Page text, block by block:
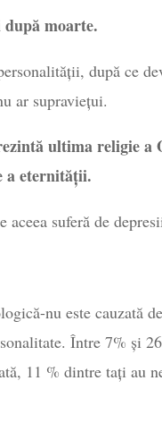
după moarte.
după ce
ar supraviețui.
ultima religie
a eternității.
suferă de
nu este cauzată
Între 7% și
11 % dintre tați au